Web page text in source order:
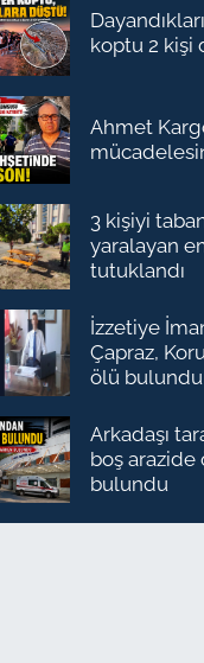
koptu 2 kişi
Ahmet
3 kişiyi
yaralayan
tutuklandı
İzzetiye
Çapraz,
ölü bulundu
Arkadaşı
boş arazide
bulundu